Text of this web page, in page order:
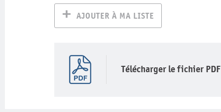
AJOUTER À MA LISTE
Télécharger le fichier PDF